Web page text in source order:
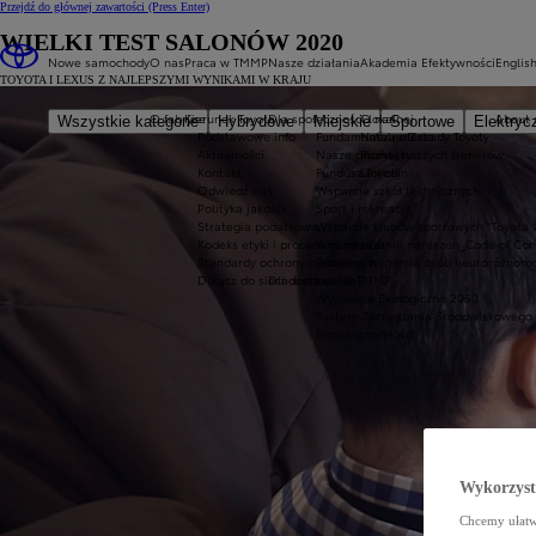
Przejdź do głównej zawartości (Press Enter)
Nowe samochody
Wszystkie kategorie Hybrydowe Miejskie Sportowe
O nas
O fabryce
Podstawowe info
Aktualności
Kontakt
Odwiedź nas
Polityka jakości
Strategia podatkowa
Kodeks etyki i procedura zgłaszania naruszeń_Code of
Standardy ochrony małoletnich
Dołącz do sieci dostawców TMMP
Praca w TMMP
Kierunek Toyota
Nasze działania
Dla społeczności lokalnej
Fundamentalne Zasady Toyoty
Nasze priorytety
Fundusz Toyoty
Wsparcie szkół technicznych
Sport i rekreacja
Wsparcie klubów sportowych
Program wsparcia osób
Dla środowiska
Wyzwanie Ekologiczne 2050
System Zarządzania Środowiskowego
Akademia Efektywności
O nas
Nasza oferta
Poznaj naszych trenerów
LinkedIn
English
About
WIELKI TEST SALONÓW 2020
TOYOTA I LEXUS Z NAJLEPSZYMI WYNIKAMI W KRAJU
Chcemy